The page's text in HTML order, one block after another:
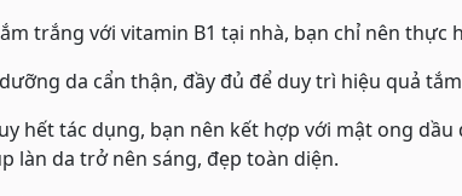
trắng với vitamin B1 tại nhà, bạn chỉ nên thực
da cẩn thận, đầy đủ để duy trì hiệu quả
hết tác dụng, bạn nên kết hợp với mật ong
làn da trở nên sáng, đẹp toàn diện.